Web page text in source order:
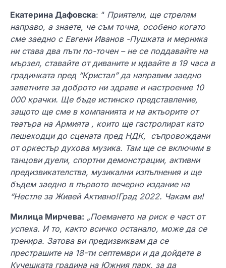
Екатерина Дафовска: “ Приятели, ще стрелям
направо, а знаете, че съм точна, особено когато
сме заедно с Евгени Иванов -Пушката и мерника
ни става два пъти по-точен – не се поддавайте на
мързел, ставайте от диваните и идвайте в 19 часа в
градинката пред “Кристал” да направим заедно
заветните за доброто ни здраве и настроение 10
000 крачки. Ще бъде истинско представление,
защото ще сме в компанията и на актьорите от
театъра на Армията , които ще гастролират като
пешеходци до сцената пред НДК, съпровождани
от оркестър духова музика. Там ще се включим в
танцови дуели, спортни демонстрации, активни
предизвикателства, музикални изпълнения и ще
бъдем заедно в първото вечерно издание на
“Нестле за Живей Активно!Град 2022. Чакам ви!
Милица Мирчева: „Поемането на риск е част от
успеха. И то, както всичко останало, може да се
тренира. Затова ви предизвиквам да се
престрашите на 18-ти септември и да дойдете в
Кучешката градина на Южния парк, за да